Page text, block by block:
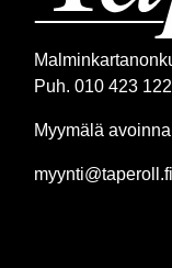
Puh. 010 423
Myymälä
myynti@taperoll.fi